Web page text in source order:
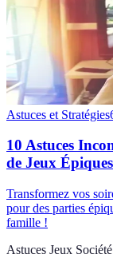
Astuces et Stratégies
10 Astuces
de Jeux Épiques
Transformez vos
pour des parties
famille !
Astuces Jeux Société